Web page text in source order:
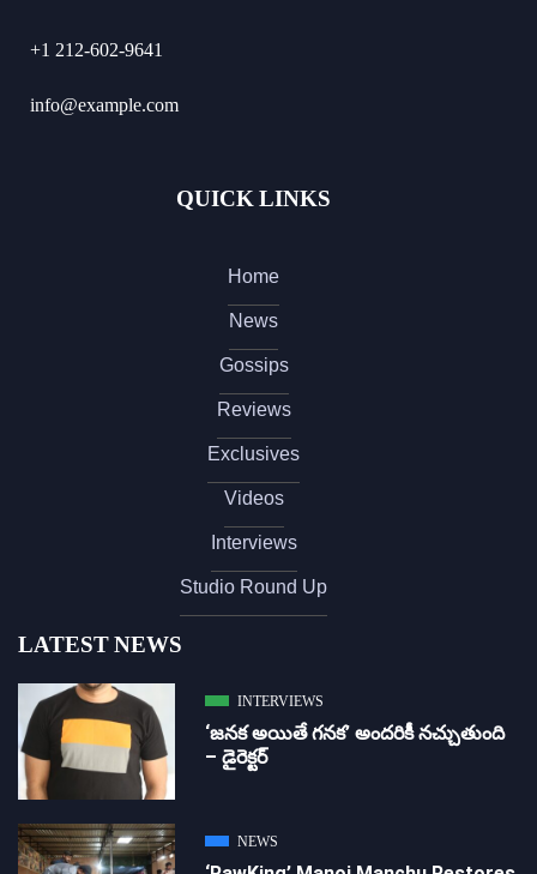
+1 212-602-9641
info@example.com
QUICK LINKS
Home
News
Gossips
Reviews
Exclusives
Videos
Interviews
Studio Round Up
LATEST NEWS
INTERVIEWS
‘జ‌న‌క అయితే గ‌న‌క‌’ అందరికీ నచ్చుతుంది
– డైరెక్ట‌ర్
NEWS